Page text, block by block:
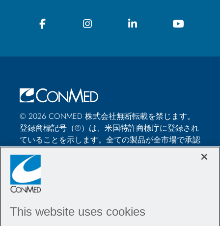
© 2026 CONMED 株式会社無断転載を禁じます。
登録商標記号（®）は、米国特許商標庁に登録され
ていることを示します。全ての製品が全市場で承認
されているわけではありません。このウェブサイト
では、外科手術における、CONMED社の医療機器
や器具の使用方法に関する情報を提供しています。
それらは医学的なアドバイスではなく、特定の患者
を下す必要があります。医療従事者は、手術前に器
This website uses cookies